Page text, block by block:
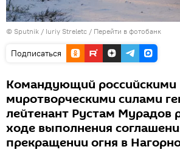
© Sputnik / Iuriy Streletc / Перейти в фотобанк
Подписаться
Командующий российскими
миротворческими силами
лейтенант Рустам Мурадов
ходе выполнения
прекращении огня в